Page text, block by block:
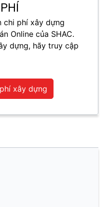
chi phí xây dựng
Online của SHAC.
dựng, hãy truy cập
xây dựng